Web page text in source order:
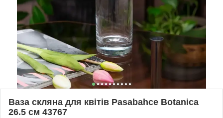
Ваза скляна для квітів Pasabahce Botanica
26.5 см 43767